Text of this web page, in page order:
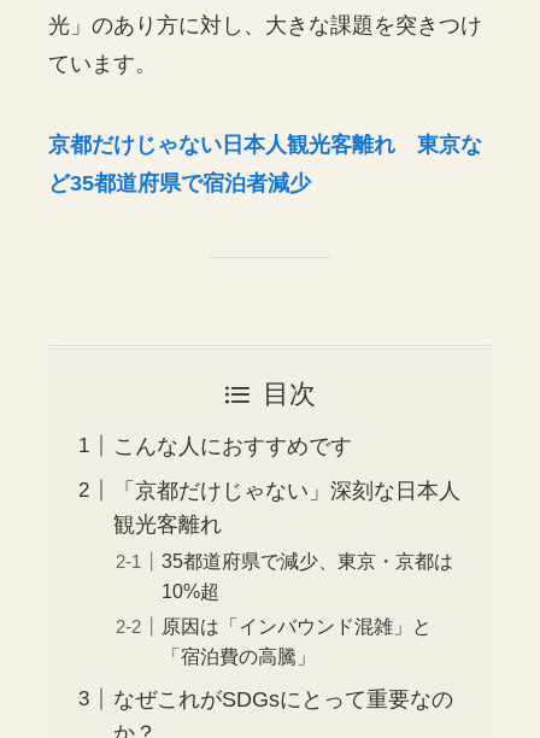
光」のあり方に対し、大きな課題を突きつけ
ています。
京都だけじゃない日本人観光客離れ 東京な
ど35都道府県で宿泊者減少
目次
こんな人におすすめです
「京都だけじゃない」深刻な日本人
観光客離れ
35都道府県で減少、東京・京都は
10%超
原因は「インバウンド混雑」と
「宿泊費の高騰」
なぜこれがSDGsにとって重要なの
か？